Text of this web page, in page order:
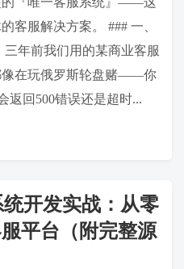
客服解决方案。 ### 一、
年前我们用的某商业客服
像在玩俄罗斯轮盘赌——你
返回500错误还是超时...
开发实战：从零
平台（附完整源